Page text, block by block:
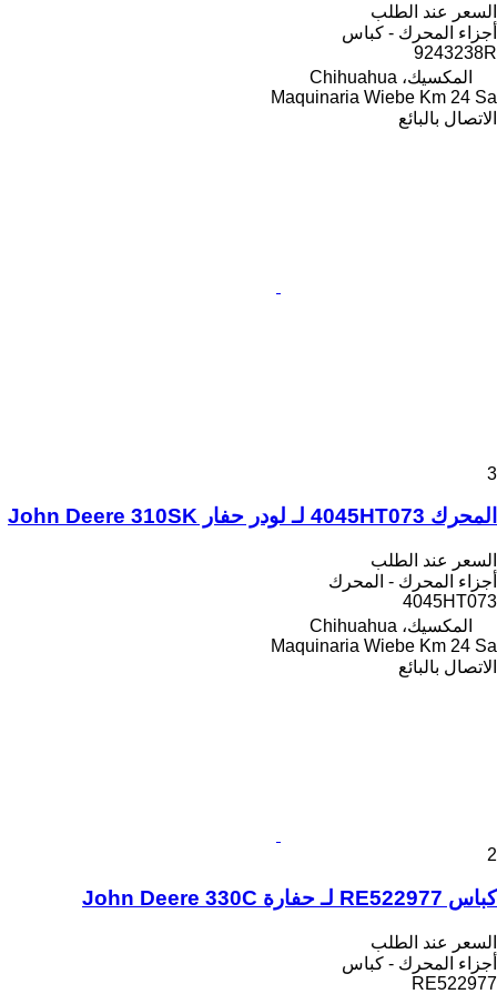
السعر عند الطلب
أجزاء المحرك - كباس
9243238R
المكسيك، Chihuahua
Maquinaria Wiebe Km 24 Sa
الاتصال بالبائع
3
المحرك 4045HT073 لـ لودر حفار John Deere 310SK
السعر عند الطلب
أجزاء المحرك - المحرك
4045HT073
المكسيك، Chihuahua
Maquinaria Wiebe Km 24 Sa
الاتصال بالبائع
2
كباس RE522977 لـ حفارة John Deere 330C
السعر عند الطلب
أجزاء المحرك - كباس
RE522977